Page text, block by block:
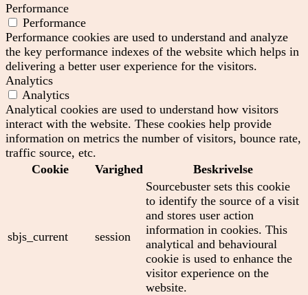
Performance
Performance
Performance cookies are used to understand and analyze
the key performance indexes of the website which helps in
delivering a better user experience for the visitors.
Analytics
Analytics
Analytical cookies are used to understand how visitors
interact with the website. These cookies help provide
information on metrics the number of visitors, bounce rate,
traffic source, etc.
Cookie
Varighed Beskrivelse
sbjs_current session
Sourcebuster sets this cookie
to identify the source of a visit
and stores user action
information in cookies. This
analytical and behavioural
cookie is used to enhance the
visitor experience on the
website.